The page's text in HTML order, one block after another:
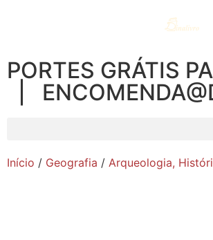
PORTES GRÁTIS
|
Início / Geografia / Arqueologia,